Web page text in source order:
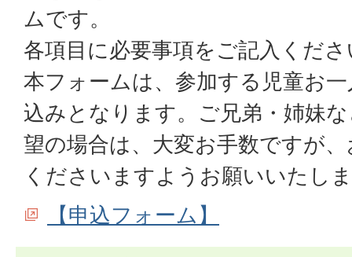
ムです。
各項目に必要事項をご記入くださ
本フォームは、参加する児童お
込みとなります。ご兄弟・姉妹
望の場合は、大変お手数ですが
くださいますようお願いいたし
【申込フォーム】